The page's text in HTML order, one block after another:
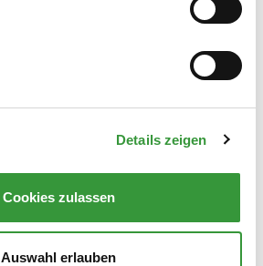
Details zeigen
Cookies zulassen
Auswahl erlauben